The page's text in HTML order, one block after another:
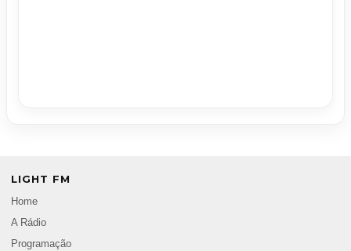
LIGHT FM
Home
A Rádio
Programação